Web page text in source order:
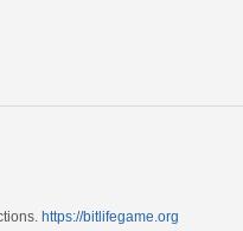
https://bitlifegame.org